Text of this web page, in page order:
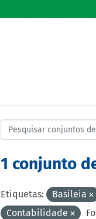
1 conjunto
Etiquetas: Basileia
Contabilidade